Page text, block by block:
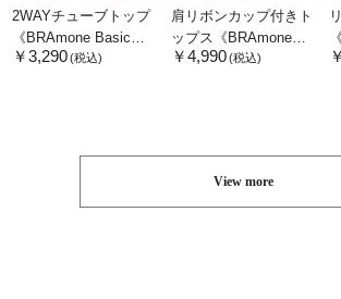
2WAYチューブトップ
《BRAmone Basic
Natural》
￥3,290 (税込)
肩リボンカップ付きト
ップス《BRAmone
Fashion Glamorous》
￥4,990(税込)
View more